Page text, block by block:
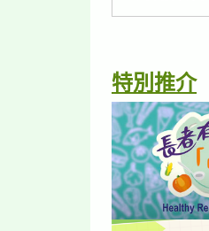
特別推介